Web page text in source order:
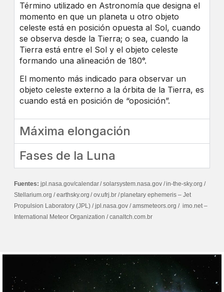
Término utilizado en Astronomía que designa el
momento en que un planeta u otro objeto
celeste está en posición opuesta al Sol, cuando
se observa desde la Tierra; o sea, cuando la
Tierra está entre el Sol y el objeto celeste
formando una alineación de 180°.
El momento más indicado para observar un
objeto celeste externo a la órbita de la Tierra, es
cuando está en posición de “oposición”.
Máxima elongación
Fases de la Luna
Fuentes: jpl.nasa.gov/calendar / solarsystem.nasa.gov / in-the-sky.org /
Stellarium.org / earthsky.org / ov.ufrj.br / planetary ephemeris – Jet
Propulsion Laboratory (JPL) / jpl.nasa.gov / amsmeteors.org / imo.net –
International Meteor Organization / canaltch.com.br